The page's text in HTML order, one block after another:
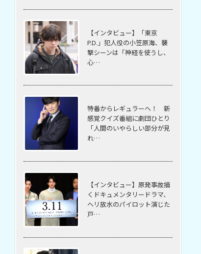
【インタビュー】「東京
P.D.」犯人役の小笠原海、襲
撃シーンは「神経を使うし、
心…
特番からレギュラーへ！ 新
感覚クイズ番組に劇団ひとり
「人間のいやらしい部分が見
れ…
【インタビュー】原発事故描
くドキュメンタリードラマ、
ヘリ放水のパイロット演じた
戸…